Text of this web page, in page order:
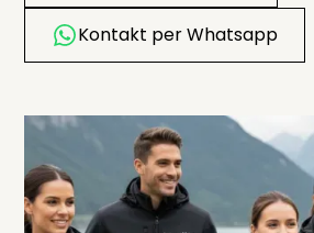
Kontakt per Whatsapp